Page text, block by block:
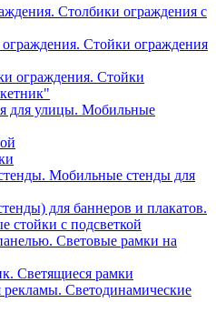
Столбики ограждения с
Стойки ограждения
ограждения. Стойки
для улицы. Мобильные
Мобильные стенды для
для баннеров и плакатов.
стойки с подсветкой
Световые рамки на
Светящиеся рамки
Светодинамические